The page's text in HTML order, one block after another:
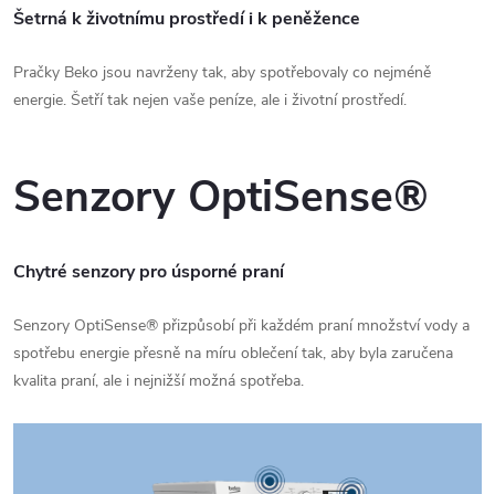
Šetrná k životnímu prostředí i k peněžence
Pračky Beko jsou navrženy tak, aby spotřebovaly co nejméně
energie. Šetří tak nejen vaše peníze, ale i životní prostředí.
Senzory OptiSense®
Chytré senzory pro úsporné praní
Senzory OptiSense® přizpůsobí při každém praní množství vody a
spotřebu energie přesně na míru oblečení tak, aby byla zaručena
kvalita praní, ale i nejnižší možná spotřeba.